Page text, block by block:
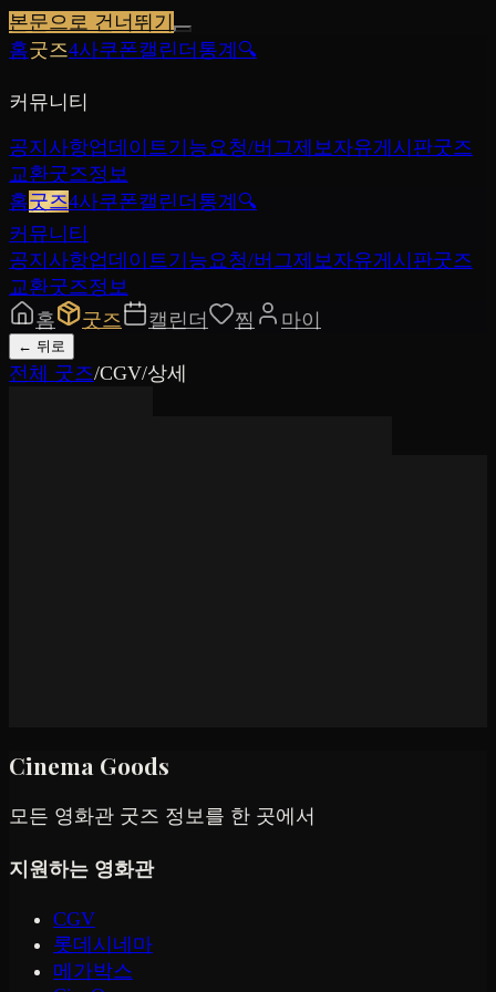
본문으로 건너뛰기
홈굿즈4사쿠폰캘린더 통계 🔍
커뮤니티
공지사항업데이트기능요청/버그제보자유게시판굿즈
교환굿즈정보
홈굿즈4사쿠폰캘린더 통계 🔍
커뮤니티
공지사항업데이트기능요청/버그제보자유게시판굿즈
교환굿즈정보
홈
굿즈 캘린더 찜 마이
← 뒤로
전체 굿즈/CGV/상세
Cinema Goods
모든 영화관 굿즈 정보를 한 곳에서
지원하는 영화관
CGV
롯데시네마
메가박스